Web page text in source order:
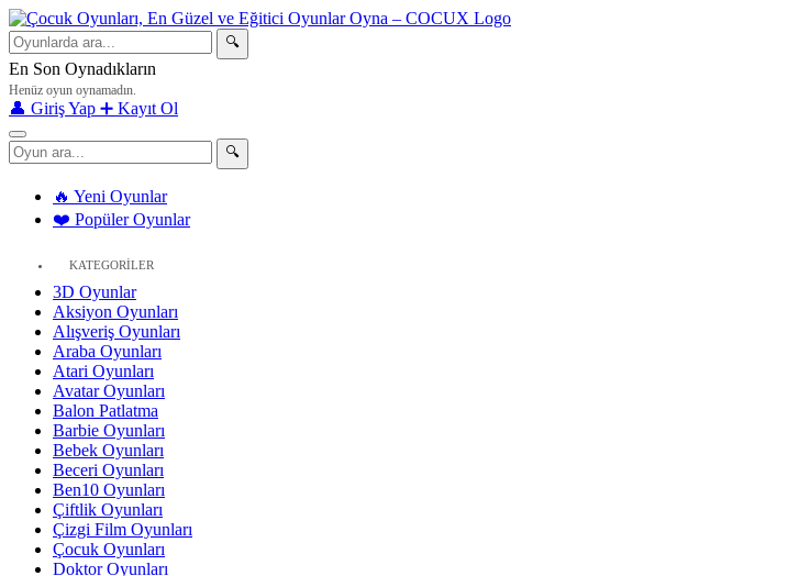
🔍
En Son Oynadıkların
Henüz oyun oynamadın.
👤 Giriş Yap ➕ Kayıt Ol
🔍
🔥 Yeni Oyunlar
❤️ Popüler Oyunlar
KATEGORİLER
3D Oyunlar
Aksiyon Oyunları
Alışveriş Oyunları
Araba Oyunları
Atari Oyunları
Avatar Oyunları
Balon Patlatma
Barbie Oyunları
Bebek Oyunları
Beceri Oyunları
Ben10 Oyunları
Çiftlik Oyunları
Çizgi Film Oyunları
Çocuk Oyunları
Doktor Oyunları